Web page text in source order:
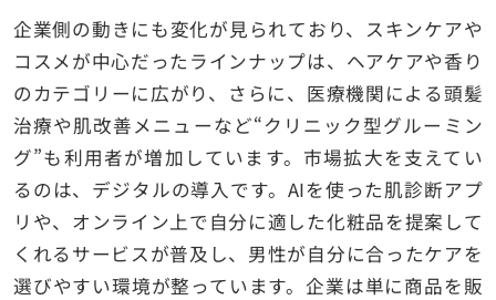
企業側の動きにも変化が見られており、スキンケアや
コスメが中心だったラインナップは、ヘアケアや香り
のカテゴリーに広がり、さらに、医療機関による頭髪
治療や肌改善メニューなど“クリニック型グルーミン
グ”も利用者が増加しています。市場拡大を支えてい
るのは、デジタルの導入です。AIを使った肌診断アプ
リや、オンライン上で自分に適した化粧品を提案して
くれるサービスが普及し、男性が自分に合ったケアを
選びやすい環境が整っています。企業は単に商品を販